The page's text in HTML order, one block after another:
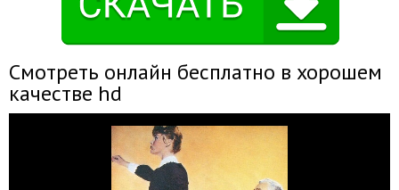
Смотреть онлайн бесплатно в хорошем
качестве hd